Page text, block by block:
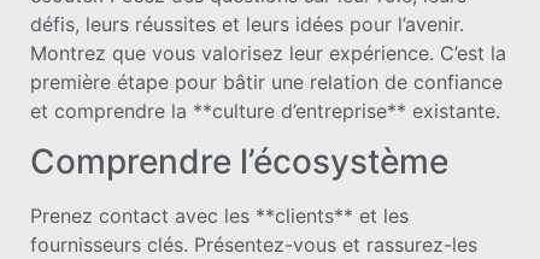
défis, leurs réussites et leurs idées pour l’avenir.
Montrez que vous valorisez leur expérience. C’est la
première étape pour bâtir une relation de confiance
et comprendre la **culture d’entreprise** existante.
Comprendre l’écosystème
Prenez contact avec les **clients** et les
fournisseurs clés. Présentez-vous et rassurez-les